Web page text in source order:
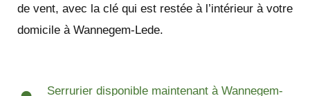
de vent, avec la clé qui est restée à l’intérieur à votre
domicile à Wannegem-Lede.
Serrurier disponible maintenant à Wannegem-